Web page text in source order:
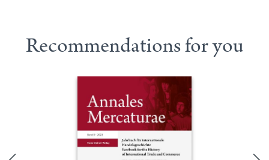
Recommendations for you